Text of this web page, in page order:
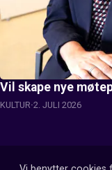
Vil skape nye
KULTUR 2. JULI 2026